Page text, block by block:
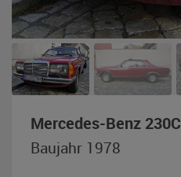
Mercedes-Benz 230C
Baujahr 1978